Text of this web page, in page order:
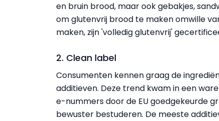
en bruin brood, maar ook gebakjes,
om glutenvrij brood te maken omwille
maken, zijn 'volledig glutenvrij'
2. Clean label
Consumenten kennen graag de
additieven. Deze trend kwam in een
e-nummers door de EU goedgekeurde
bewuster bestuderen. De meeste